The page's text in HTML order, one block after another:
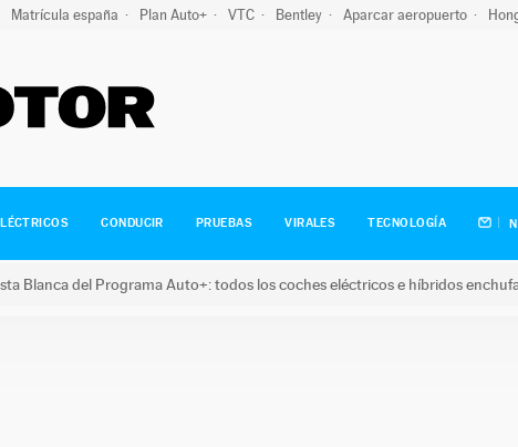
Matrícula españa Plan Auto+ VTC Bentley Aparcar aeropuerto
CONDUCIR PRUEBAS VIRALES TECNOLOGÍA
Blanca del Programa Auto+: todos los coches eléctricos e híbridos